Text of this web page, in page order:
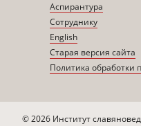
Аспирантура
Сотруднику
English
Старая версия сайта
Политика обработки
© 2026 Институт